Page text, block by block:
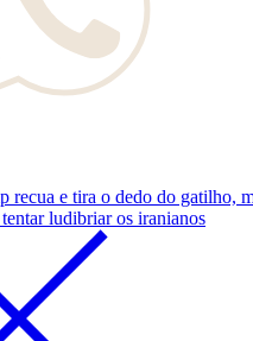
recua e tira o dedo do gatilho,
ludibriar os iranianos